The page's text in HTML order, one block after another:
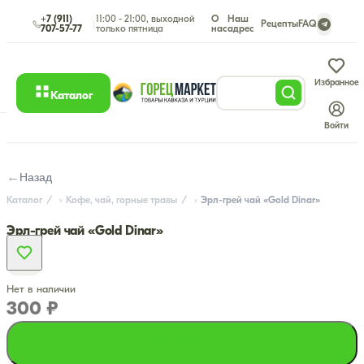
+7 (911)
707-57-77
11:00 - 21:00, выходной
только пятница
О
нас
Наш
адрес
РецептыFAQ
Каталог
Избранное
Войти
← Назад
Каталог Кофе, чай, горные травы Эрл-грей чай «Gold Dinar»
Эрл-грей чай «Gold Dinar»
Нет в наличии
300 ₽